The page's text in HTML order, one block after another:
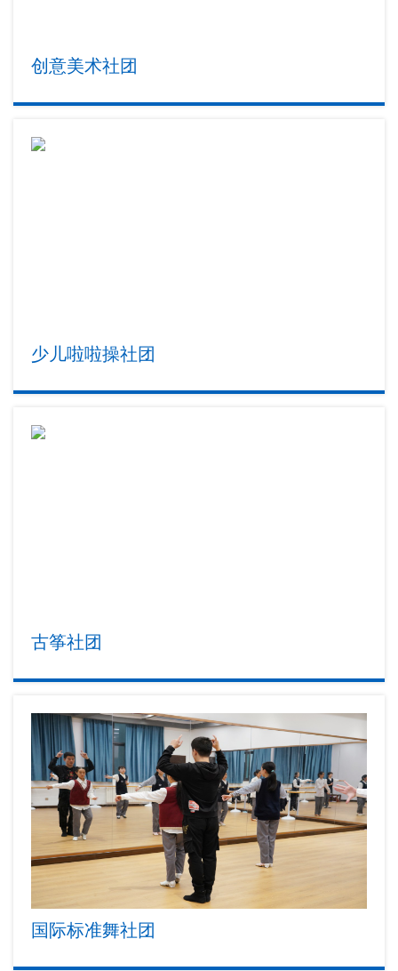
创意美术社团
少儿啦啦操社团
古筝社团
国际标准舞社团